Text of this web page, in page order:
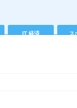
IT 経済 ス